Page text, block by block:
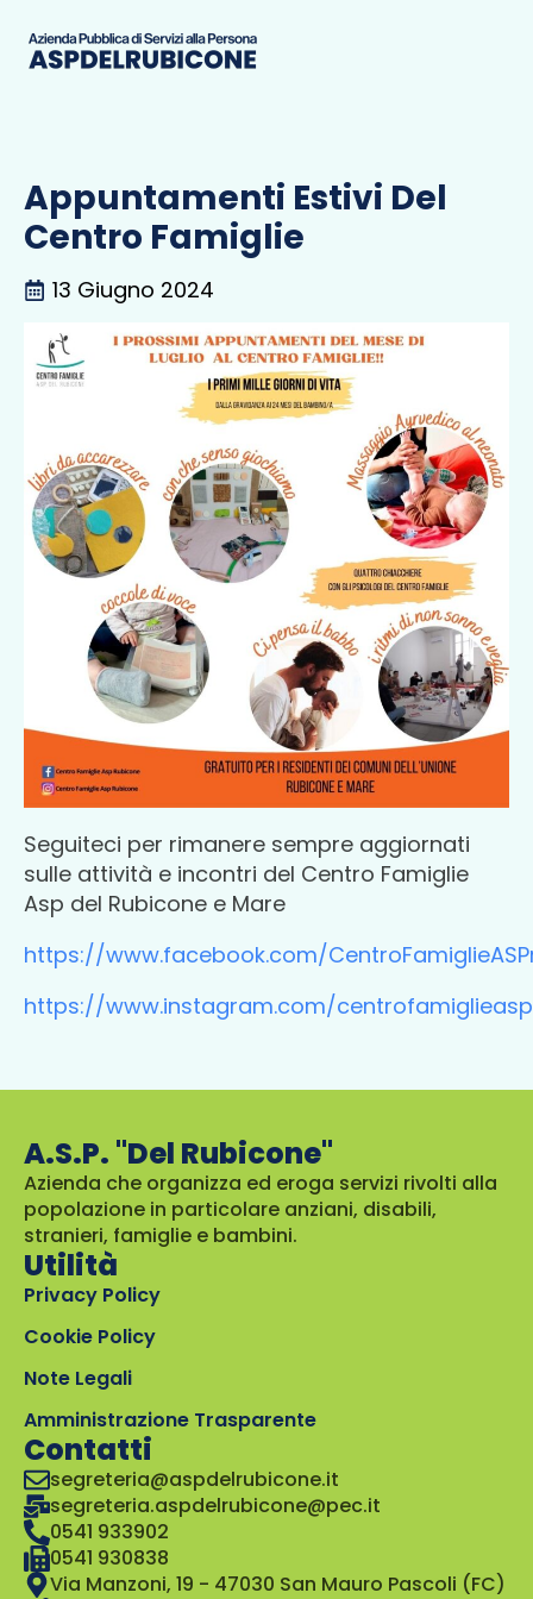
Appuntamenti Estivi Del
Centro Famiglie
13 Giugno 2024
Seguiteci per rimanere sempre aggiornati
sulle attività e incontri del Centro Famiglie
Asp del Rubicone e Mare
https://www.facebook.com/
https://www.instagram.com/
A.S.P. "Del Rubicone"
Azienda che organizza ed eroga servizi rivolti alla
popolazione in particolare anziani, disabili,
stranieri, famiglie e bambini.
Utilità
Privacy Policy
Cookie Policy
Note Legali
Amministrazione Trasparente
Contatti
segreteria@aspdelrubicone.it
segreteria.aspdelrubicone@pec.it
0541 933902
0541 930838
Via Manzoni, 19 - 47030 San Mauro Pascoli (FC)